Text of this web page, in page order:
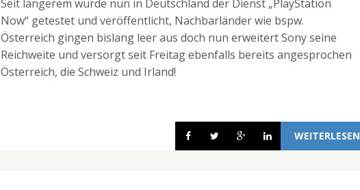
Seit längerem wurde nun in Deutschland der Dienst „PlayStation
Now“ getestet und veröffentlicht, Nachbarländer wie bspw.
Österreich gingen bislang leer aus doch nun erweitert Sony seine
Reichweite und versorgt seit Freitag ebenfalls bereits angesprochen
Österreich, die Schweiz und Irland!
WEITERLESEN